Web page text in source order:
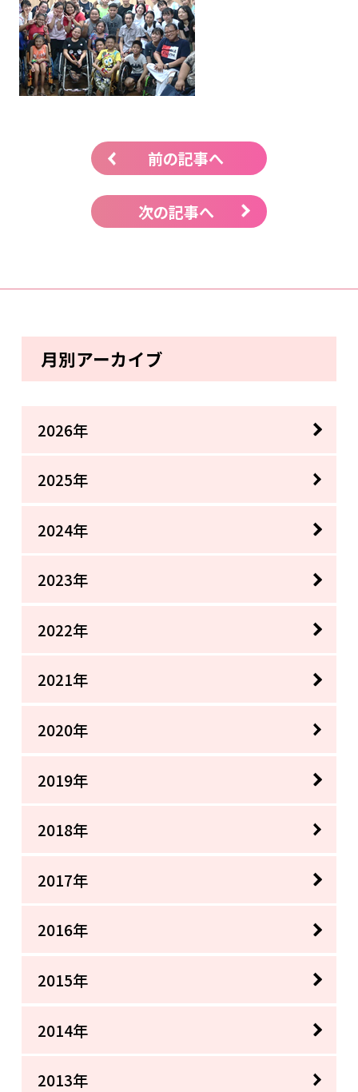
前の記事へ
次の記事へ
月別アーカイブ
2026年
2025年
2024年
2023年
2022年
2021年
2020年
2019年
2018年
2017年
2016年
2015年
2014年
2013年